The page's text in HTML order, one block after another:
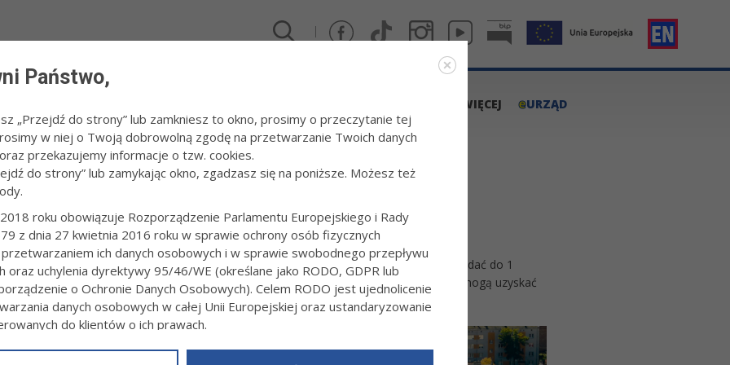
WIĘCEJ eURZĄD
za remont"
"MIESZKANIE ZA REMONT"
Redakcja tarnow.pl
do dwunastej edycji miejskiego programu „Mieszkanie za remont”. Wnioski można składać do 1
Uczestniczące w nim osoby, w zamian za remont mieszkania należącego do miasta, mogą uzyskać
na czas nieoznaczony. Do wyboru jest 18 lokali.
Państwo,
„Przejdź do strony” lub zamkniesz to okno, prosimy o przeczytanie tej
w niej o Twoją dobrowolną zgodę na przetwarzanie Twoich danych
przekazujemy informacje o tzw. cookies.
do strony” lub zamykając okno, zgadzasz się na poniższe. Możesz też
roku obowiązuje Rozporządzenie Parlamentu Europejskiego i Rady
z dnia 27 kwietnia 2016 roku w sprawie ochrony osób fizycznych
ich danych osobowych i w sprawie swobodnego przepływu
oraz uchylenia dyrektywy 95/46/WE (określane jako RODO, GDPR lub
o Ochronie Danych Osobowych). Celem RODO jest ujednolicenie
danych osobowych w całej Unii Europejskiej oraz ustandaryzowanie
do klientów o ich prawach.
powyższym, w zakładceRODOna stroniehttps://www.tarnow.pl/Wiecej-